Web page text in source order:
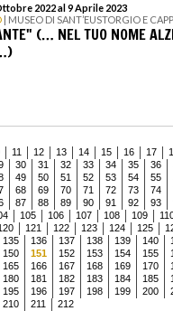
2022 al 9 Aprile 2023
| MUSEO DI SANT’EUSTORGIO E
(… NEL TUO NOME
11 12 13 14 15 16 17
30 31 32 33 34 35 36
49 50 51 52 53 54 55
68 69 70 71 72 73 74
87 88 89 90 91 92 93
105 106 107 108 109
121 122 123 124 125
135 136 137 138 139 140
150 151 152 153 154 155
165 166 167 168 169 170
180 181 182 183 184 185
195 196 197 198 199 200
210 211
212